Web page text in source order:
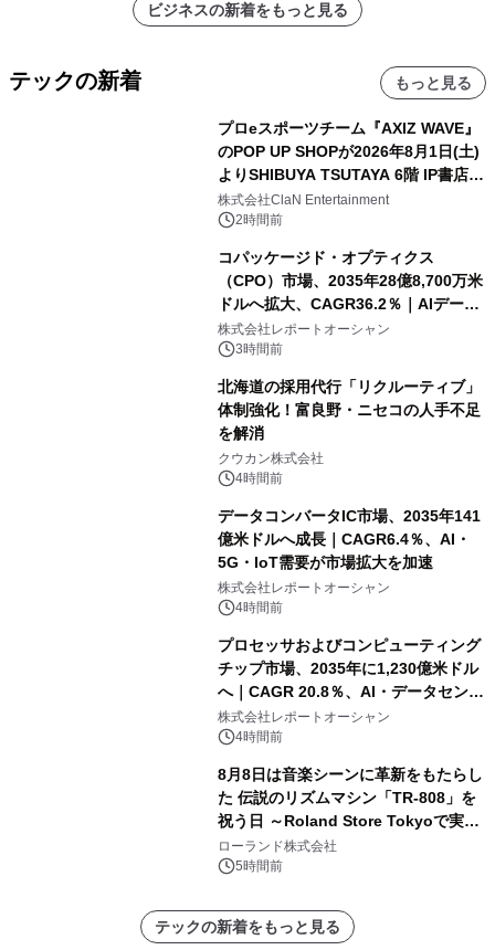
ビジネスの新着をもっと見る
テックの新着 もっと見る
プロeスポーツチーム『AXIZ WAVE』
のPOP UP SHOPが2026年8月1日(土)
よりSHIBUYA TSUTAYA 6階 IP書店で
開催決定！！
株式会社ClaN Entertainment
2時間前
コパッケージド・オプティクス
（CPO）市場、2035年28億8,700万米
ドルへ拡大、CAGR36.2％｜AIデータ
センター・高速光通信需要が成長を加
速
株式会社レポートオーシャン
3時間前
北海道の採用代行「リクルーティブ」
体制強化！富良野・ニセコの人手不足
を解消
クウカン株式会社
4時間前
データコンバータIC市場、2035年141
億米ドルへ成長｜CAGR6.4％、AI・
5G・IoT需要が市場拡大を加速
株式会社レポートオーシャン
4時間前
プロセッサおよびコンピューティング
チップ市場、2035年に1,230億米ドル
へ｜CAGR 20.8％、AI・データセンタ
ー需要が成長を牽引
株式会社レポートオーシャン
4時間前
8月8日は音楽シーンに革新をもたらし
た 伝説のリズムマシン「TR-808」を
祝う日 ～Roland Store Tokyoで実機
を展示しての 記念キャンペーンを開
催 英国ラジオ「NTS」の 特別プログ
アーティストを フィーチャーしたアニ
メーションを公開～
ローランド株式会社
5時間前
テックの新着をもっと見る